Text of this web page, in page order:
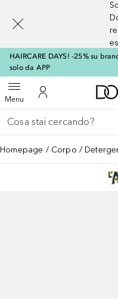
HAIRCARE DAYS! -25% su
solo da APP
MenuApri menuAl Mio Account
Torna indietro
Esegui ricerca
Homepage Corpo